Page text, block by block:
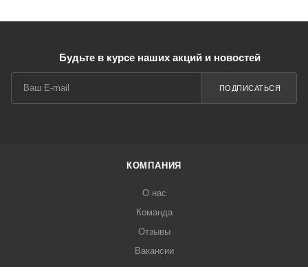
Будьте в курсе наших акций и новостей
ПОДПИСАТЬСЯ
КОМПАНИЯ
О нас
Команда
Отзывы
Вакансии